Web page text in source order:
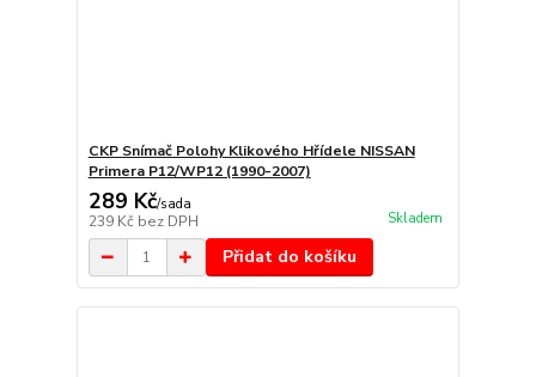
CKP Snímač Polohy Klikového Hřídele NISSAN
Primera P12/WP12 (1990-2007)
289 Kč/sada
239 Kč bez DPH Skladem
Přidat do košíku